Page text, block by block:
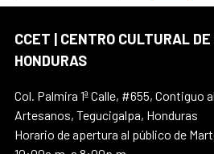
CCET | CENTRO CULTURAL
HONDURAS
Col. Palmira 1ª Calle, #655, Contiguo
Artesanos, Tegucigalpa, Honduras
Horario de apertura al público de